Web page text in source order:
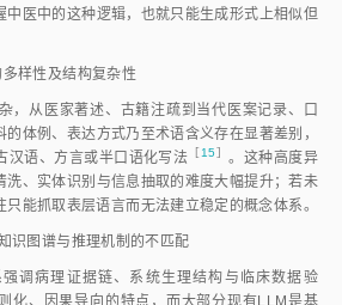
中医中的这种逻辑，也就只能生成形式上相似但
样性及结构复杂性
，从医家著述、古籍注疏到当代医案记录、口
体例、表达方式乃至术语含义存在显著差别，
汉语、方言或半口语化写 法 ［ 15］ 。这种高度异
洗、实体识别与信息抽取的难度大幅提升；若未
能抓取表层语言而无法建立稳定的概念体系。
识图谱与推理机制的不匹配
调病理证据链、系统生理结构与临床数据验
化、因果导向的特点，而大部分现有LLM是基